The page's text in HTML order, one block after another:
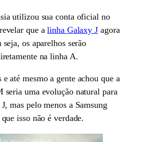
utilizou sua conta oficial no
que alinha Galaxy J agora
os aparelhos serão
na linha A.
e até mesmo a gente achou que a
seria uma evolução natural para
mas pelo menos a Samsung
isso não é verdade.
J simplesmente será